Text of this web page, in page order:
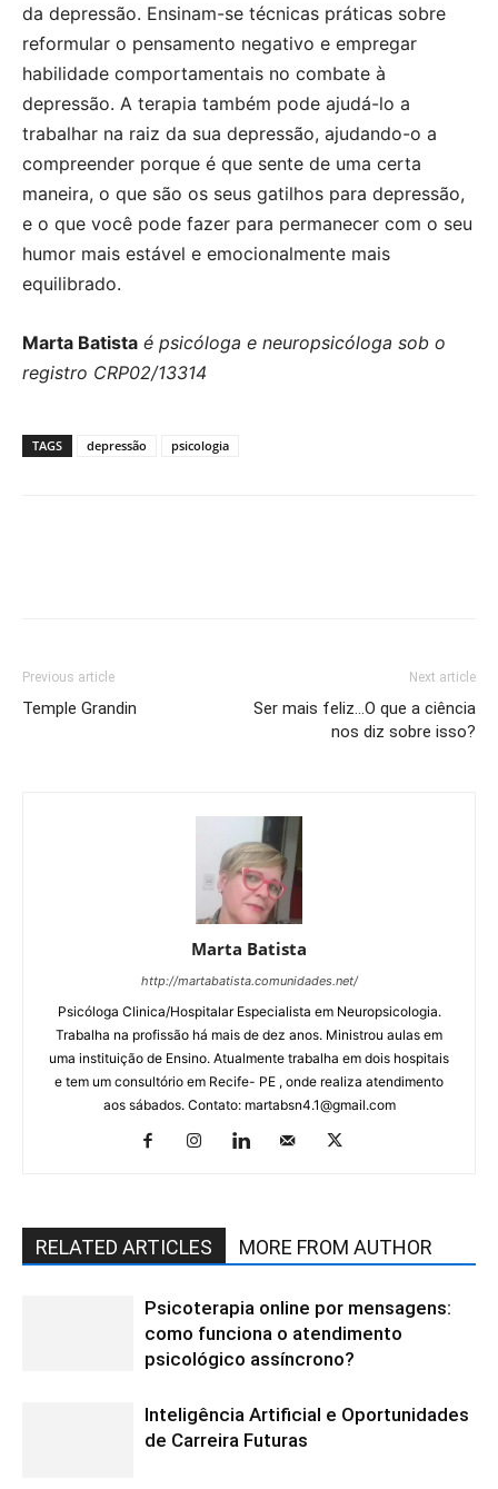
da depressão. Ensinam-se técnicas práticas sobre
reformular o pensamento negativo e empregar
habilidade comportamentais no combate à
depressão. A terapia também pode ajudá-lo a
trabalhar na raiz da sua depressão, ajudando-o a
compreender porque é que sente de uma certa
maneira, o que são os seus gatilhos para depressão,
e o que você pode fazer para permanecer com o seu
humor mais estável e emocionalmente mais
equilibrado.
Marta Batista é psicóloga e neuropsicóloga sob o
registro CRP02/13314
TAGS depressão psicologia
Previous article
Temple Grandin
Next article
Ser mais feliz…O que a ciência
nos diz sobre isso?
Marta Batista
http://martabatista.comunidades.net/
Psicóloga Clinica/Hospitalar Especialista em Neuropsicologia.
Trabalha na profissão há mais de dez anos. Ministrou aulas em
uma instituição de Ensino. Atualmente trabalha em dois hospitais
e tem um consultório em Recife- PE , onde realiza atendimento
aos sábados. Contato: martabsn4.1@gmail.com
RELATED ARTICLES MORE FROM AUTHOR
Psicoterapia online por mensagens:
como funciona o atendimento
psicológico assíncrono?
Inteligência Artificial e Oportunidades
de Carreira Futuras